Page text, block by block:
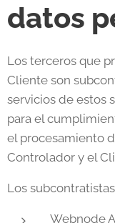
datos
Los terceros que
Cliente son
servicios de estos
para el
el procesamiento
Controlador y el
Los
Webnode